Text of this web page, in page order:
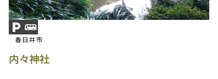
春日井市
内々神社